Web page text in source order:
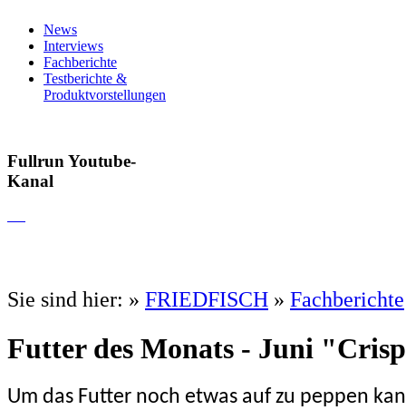
News
Interviews
Fachberichte
Testberichte &
Produktvorstellungen
Fullrun Youtube-
Kanal
Sie sind hier: » FRIEDFISCH » Fachberichte
Futter des Monats - Juni
Um das Futter noch etwas auf zu peppen